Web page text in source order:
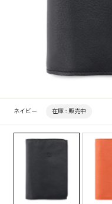
ネイビー 在庫 : 販売中